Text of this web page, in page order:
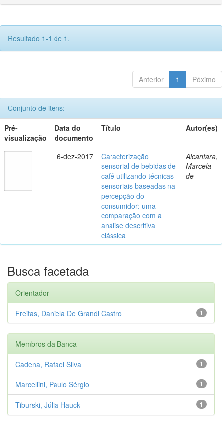
Resultado 1-1 de 1.
Anterior 1 Póximo
Conjunto de itens:
Pré-
visualização
Data do
documento
Título Autor(es)
6-dez-2017
Caracterização
sensorial de bebidas de
café utilizando técnicas
sensoriais baseadas na
percepção do
consumidor: uma
comparação com a
análise descritiva
clássica
Alcantara,
Marcela
de
Busca facetada
Orientador
1
Freitas, Daniela De Grandi Castro
Membros da Banca
1
Cadena, Rafael Silva
1
Marcellini, Paulo Sérgio
1
Tiburski, Júlia Hauck